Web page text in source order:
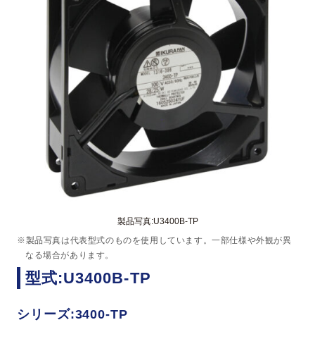
製品写真:U3400B-TP
※製品写真は代表型式のものを使用しています。一部仕様や外観が異
なる場合があります。
型式:U3400B-TP
シリーズ:3400-TP